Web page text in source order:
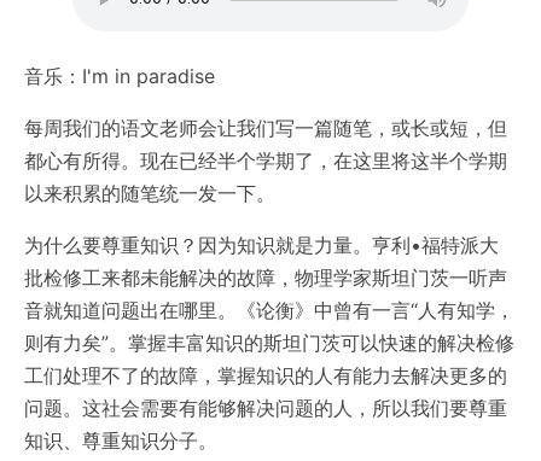
音乐：I'm in paradise
每周我们的语文老师会让我们写一篇随笔，或长或短，但
都心有所得。现在已经半个学期了，在这里将这半个学期
以来积累的随笔统一发一下。
为什么要尊重知识？因为知识就是力量。亨利•福特派大
批检修工来都未能解决的故障，物理学家斯坦门茨一听声
音就知道问题出在哪里。《论衡》中曾有一言“人有知学，
则有力矣”。掌握丰富知识的斯坦门茨可以快速的解决检修
工们处理不了的故障，掌握知识的人有能力去解决更多的
问题。这社会需要有能够解决问题的人，所以我们要尊重
知识、尊重知识分子。